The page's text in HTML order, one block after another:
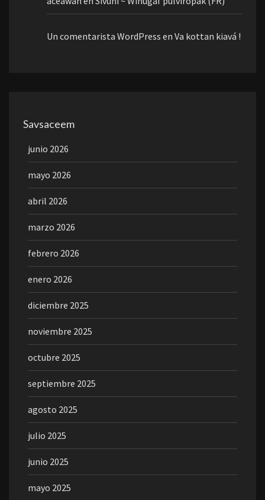
Un comentarista WordPress en Va kottan kiavá !
Savsaceem
junio 2026
mayo 2026
abril 2026
marzo 2026
febrero 2026
enero 2026
diciembre 2025
noviembre 2025
octubre 2025
septiembre 2025
agosto 2025
julio 2025
junio 2025
mayo 2025